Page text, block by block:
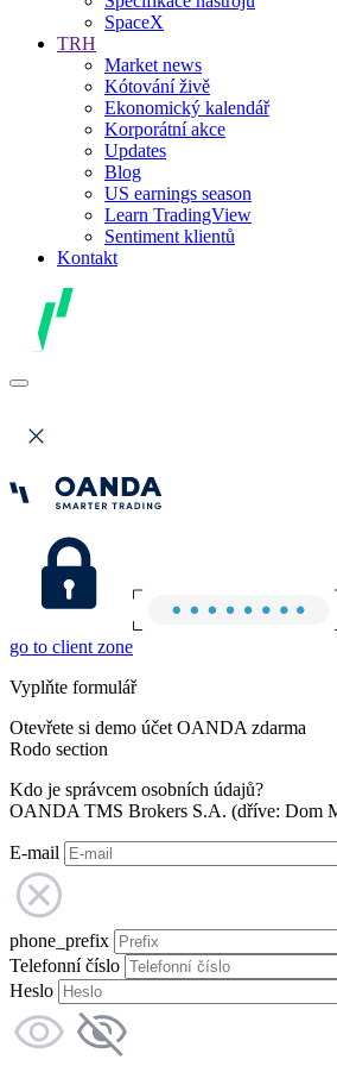
SpaceX
TRH
Market news
Kótování živě
Ekonomický kalendář
Korporátní akce
Updates
Blog
US earnings season
Learn TradingView
Sentiment klientů
Kontakt
go to client zone
Vyplňte formulář
Otevřete si demo účet OANDA zdarma
Rodo section
Kdo je správcem osobních údajů?
OANDA TMS Brokers S.A. (dříve: Dom
E-mail
phone_prefix
Telefonní číslo
Heslo